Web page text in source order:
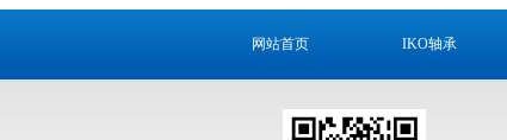
网站首页 IKO轴承